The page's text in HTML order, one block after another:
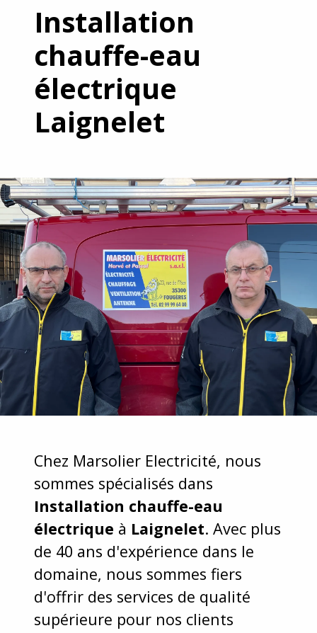
Installation
chauffe-eau
électrique
Laignelet
Chez Marsolier Electricité, nous
sommes spécialisés dans
Installation chauffe-eau
électrique à Laignelet. Avec plus
de 40 ans d'expérience dans le
domaine, nous sommes fiers
d'offrir des services de qualité
supérieure pour nos clients